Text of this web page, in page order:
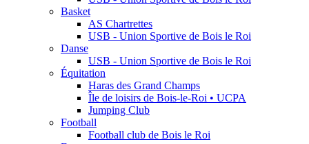
Basket
AS Chartrettes
USB - Union Sportive de Bois le Roi
Danse
USB - Union Sportive de Bois le Roi
Équitation
Haras des Grand Champs
Île de loisirs de Bois-le-Roi • UCPA
Jumping Club
Football
Football club de Bois le Roi